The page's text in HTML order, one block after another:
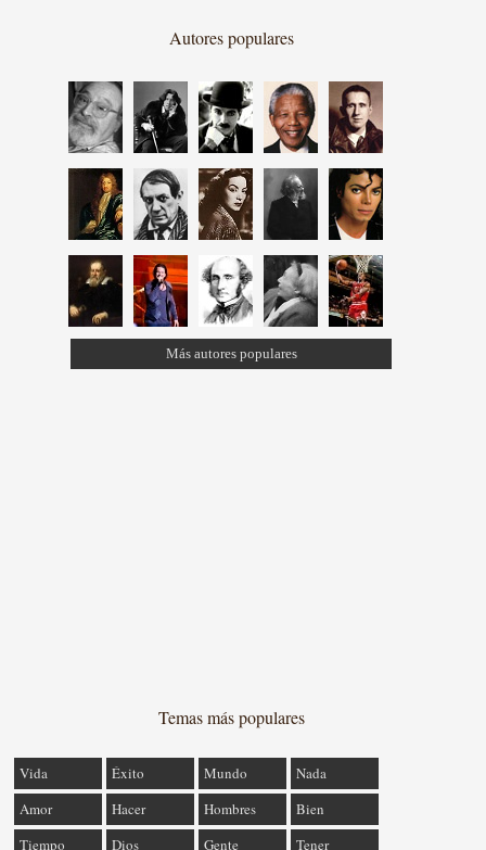
Autores populares
Más autores populares
Temas más populares
Vida Éxito Mundo
Nada
Amor
Hacer Hombres
Bien
Tiempo
Dios Gente Tener